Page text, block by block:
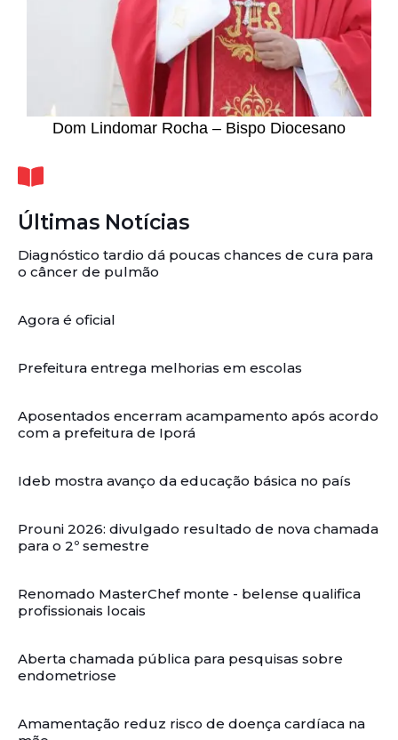
Dom Lindomar Rocha – Bispo Diocesano
Últimas Notícias
Diagnóstico tardio dá poucas chances de cura para
o câncer de pulmão
Agora é oficial
Prefeitura entrega melhorias em escolas
Aposentados encerram acampamento após acordo
com a prefeitura de Iporá
Ideb mostra avanço da educação básica no país
Prouni 2026: divulgado resultado de nova chamada
para o 2º semestre
Renomado MasterChef monte - belense qualifica
profissionais locais
Aberta chamada pública para pesquisas sobre
endometriose
Amamentação reduz risco de doença cardíaca na